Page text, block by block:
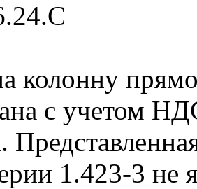
колонну
с учетом
1.423-3 не